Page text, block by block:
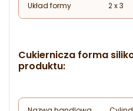
Układ formy 2 x 3
Cukiernicza forma
produktu: